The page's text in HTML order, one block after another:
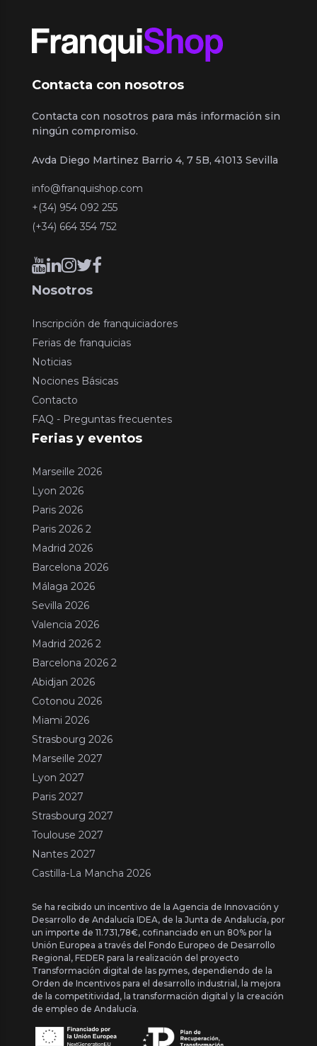
Contacta con nosotros
Contacta con nosotros para más información sin
ningún compromiso.
Avda Diego Martinez Barrio 4, 7 5B, 41013 Sevilla
info@franquishop.com
+(34) 954 092 255
(+34) 664 354 752
Nosotros
Inscripción de franquiciadores
Ferias de franquicias
Noticias
Nociones Básicas
Contacto
FAQ - Preguntas frecuentes
Ferias y eventos
Marseille 2026
Lyon 2026
Paris 2026
Paris 2026 2
Madrid 2026
Barcelona 2026
Málaga 2026
Sevilla 2026
Valencia 2026
Madrid 2026 2
Barcelona 2026 2
Abidjan 2026
Cotonou 2026
Miami 2026
Strasbourg 2026
Marseille 2027
Lyon 2027
Paris 2027
Strasbourg 2027
Toulouse 2027
Nantes 2027
Castilla-La Mancha 2026
Se ha recibido un incentivo de la Agencia de Innovación y
Desarrollo de Andalucía IDEA, de la Junta de Andalucía, por
un importe de 11.731,78€, cofinanciado en un 80% por la
Unión Europea a través del Fondo Europeo de Desarrollo
Regional, FEDER para la realización del proyecto
Transformación digital de las pymes, dependiendo de la
Orden de Incentivos para el desarrollo industrial, la mejora
de la competitividad, la transformación digital y la creación
de empleo de Andalucía.